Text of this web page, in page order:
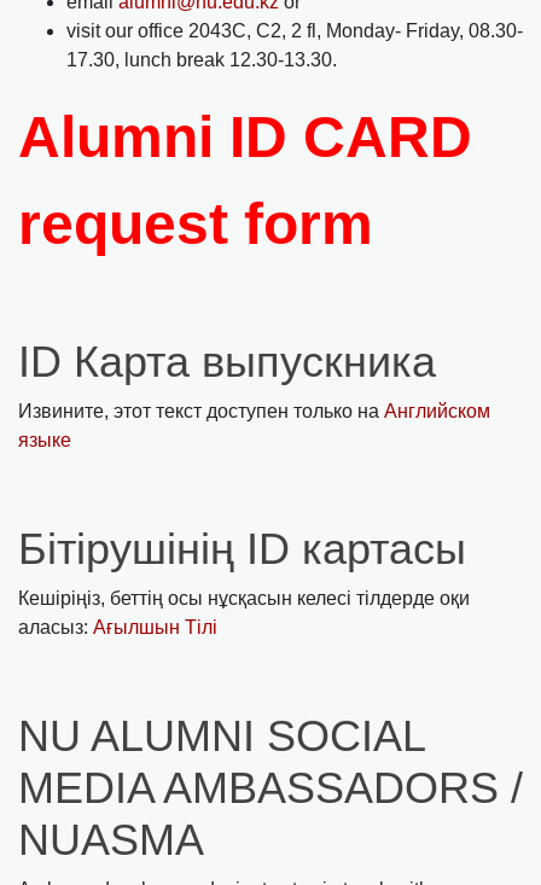
visit our office 2043C, C2, 2 fl, Monday- Friday, 08.30-
17.30, lunch break 12.30-13.30.
Alumni ID CARD
request form
ID Карта выпускника
Извините, этот текст доступен только на Английском
языке
Бітірушінің ID картасы
Кешіріңіз, беттің осы нұсқасын келесі тілдерде оқи
аласыз: Ағылшын Тілі
NU ALUMNI SOCIAL
MEDIA AMBASSADORS /
NUASMA